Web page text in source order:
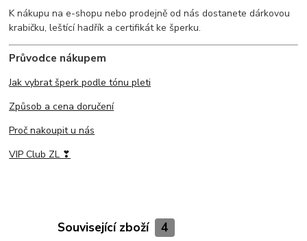
K nákupu na e-shopu nebo prodejně od nás dostanete dárkovou
krabičku, leštící hadřík a certifikát ke šperku.
Průvodce nákupem
Jak vybrat šperk podle tónu pleti
Způsob a cena doručení
Proč nakoupit u nás
VIP Club ZL ❣
Související zboží 4